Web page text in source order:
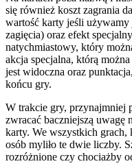
się również koszt zagrania
wartość karty jeśli
zagięcia) oraz efekt
natychmiastowy, który
akcja specjalna, którą
jest widoczna oraz
końcu gry.
W trakcie gry, przynajmniej
zwracać baczniejszą uwagę
karty. We wszystkich grach,
osób myliło te dwie liczby.
rozróżnione czy chociażby